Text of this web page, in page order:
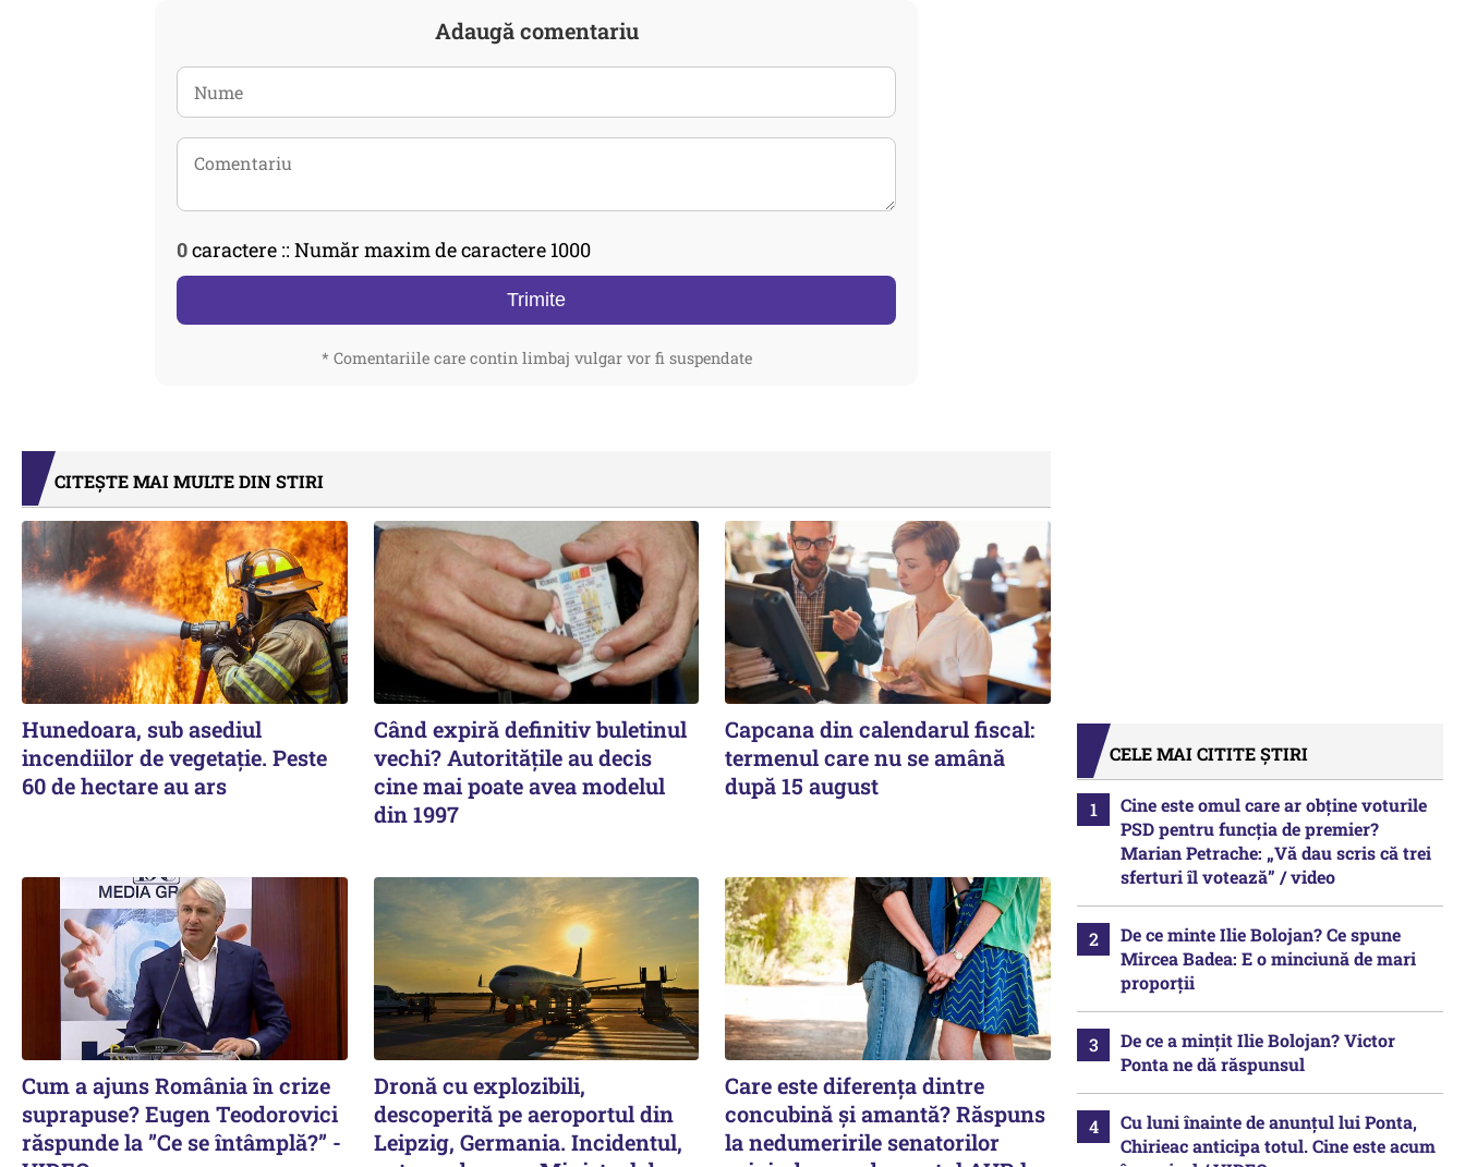
Adaugă comentariu
0caractere :: Număr maxim de caractere 1000
Trimite
* Comentariile care contin limbaj vulgar vor fi suspendate
CITEȘTE MAI MULTE DIN STIRI
Hunedoara, sub asediul
incendiilor de vegetație. Peste
60 de hectare au ars
Când expiră definitiv buletinul
vechi? Autoritățile au decis
cine mai poate avea modelul
din 1997
Capcana din calendarul fiscal:
termenul care nu se amână
după 15 august
Cum a ajuns România în crize
suprapuse? Eugen Teodorovici
răspunde la ”Ce se întâmplă?” -
Dronă cu explozibili,
descoperită pe aeroportul din
Leipzig, Germania. Incidentul,
Care este diferența dintre
concubină și amantă? Răspuns
la nedumeririle senatorilor
CELE MAI CITITE ȘTIRI
Cine este omul care ar obține voturile
PSD pentru funcția de premier?
Marian Petrache: „Vă dau scris că trei
sferturi îl votează” / video
De ce minte Ilie Bolojan? Ce spune
Mircea Badea: E o minciună de mari
proporții
De ce a mințit Ilie Bolojan? Victor
Ponta ne dă răspunsul
Cu luni înainte de anunțul lui Ponta,
Chirieac anticipa totul. Cine este acum